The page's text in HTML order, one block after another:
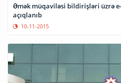
Əmək müqaviləsi bildirişləri üzrə
açıqlanıb
10-11-2015